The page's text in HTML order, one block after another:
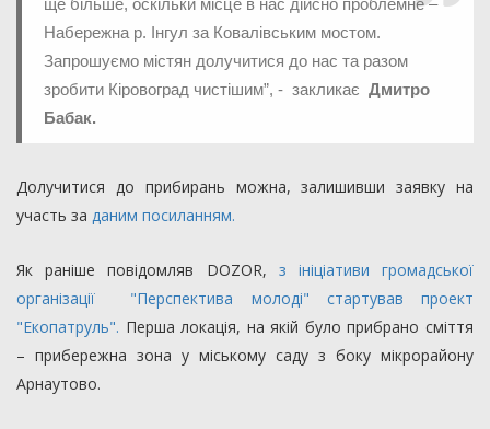
Набережна р. Інгул за Ковалівським мостом.
Запрошуємо містян долучитися до нас та разом
зробити Кіровоград чистішим”, - закликає Дмитро
Бабак.
Долучитися до прибирань можна, залишивши заявку на
участь за даним посиланням.
Як раніше повідомляв DOZOR, з ініціативи громадської
організації "Перспектива молоді" стартував проект
"Екопатруль". Перша локація, на якій було прибрано сміття
– прибережна зона у міському саду з боку мікрорайону
Арнаутово.